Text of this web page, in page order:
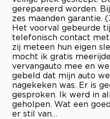
gerepareerd worden.
zes maanden garantie.
Het voorval gebeurde
telefonisch contact
zij meteen hun eigen
mocht ik gratis
vervangauto mee en
gebeld dat mijn auto
nagekeken was. Er is
gesproken. Ik werd in
geholpen. Wat een
er stil van…